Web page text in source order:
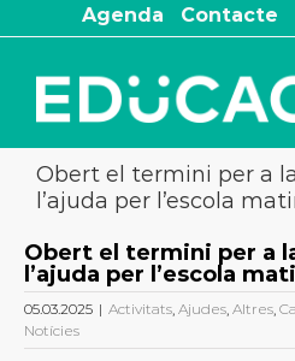
to
content
Agenda Contacte
Obert el termini per a
l’ajuda per l’escola
Obert el termini per a
l’ajuda per l’escola
05.03.2025 | Activitats, Ajudes, Altres,
Notícies